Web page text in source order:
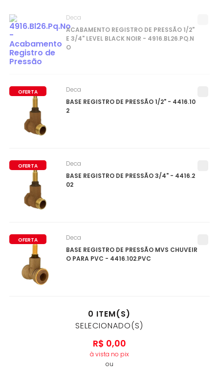
ACABAMENTO REGISTRO DE PRESSÃO 1/2"
E 3/4" LEVEL BLACK NOIR - 4916.BL26.PQ.N
O
Deca
OFERTA
BASE REGISTRO DE PRESSÃO 1/2" - 4416.10
2
Deca
OFERTA
BASE REGISTRO DE PRESSÃO 3/4" - 4416.2
02
Deca
OFERTA
BASE REGISTRO DE PRESSÃO MVS CHUVEIR
O PARA PVC - 4416.102.PVC
Deca
0 ITEM(S)
SELECIONADO(S)
R$ 0,00
à vista no pix
ou